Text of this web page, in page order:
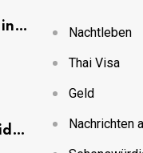
Nachtleben
Thai Visa
Geld
Nachrichten